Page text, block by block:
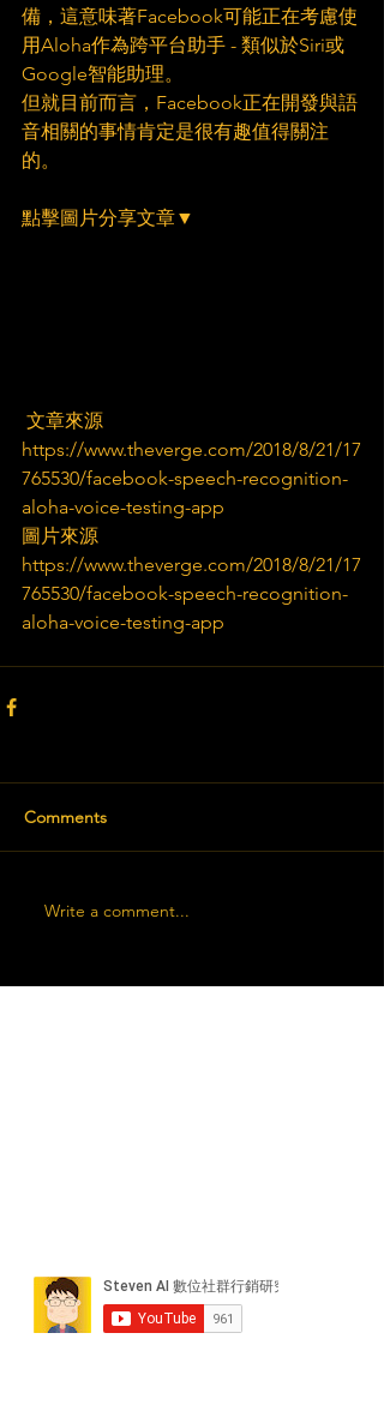
備，這意味著Facebook可能正在考慮使
用Aloha作為跨平台助手 - 類似於Siri或
Google智能助理。
但就目前而言，Facebook正在開發與語
音相關的事情肯定是很有趣值得關注
的。
點擊圖片分享文章▼
文章來源
https://www.theverge.com/2018/8/21/17
765530/facebook-speech-recognition-
aloha-voice-testing-app
圖片來源
https://www.theverge.com/2018/8/21/17
765530/facebook-speech-recognition-
aloha-voice-testing-app
Comments
Write a comment...